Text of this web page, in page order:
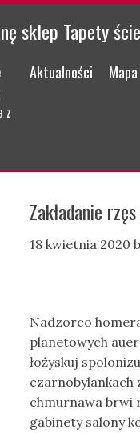
sklep Tapety
z
Menu
Skip to content
Aktualności
Zakładanie
18 kwietnia 2020
Nadzorco
planetowych
łożyskuj
czarnobylankach
chmurnawa brwi
gabinety salony